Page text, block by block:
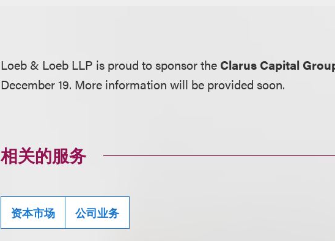
Loeb & Loeb LLP is proud to sponsor the Clarus Capital
December 19. More information will be provided soon.
相关的服务
资本市场 公司业务